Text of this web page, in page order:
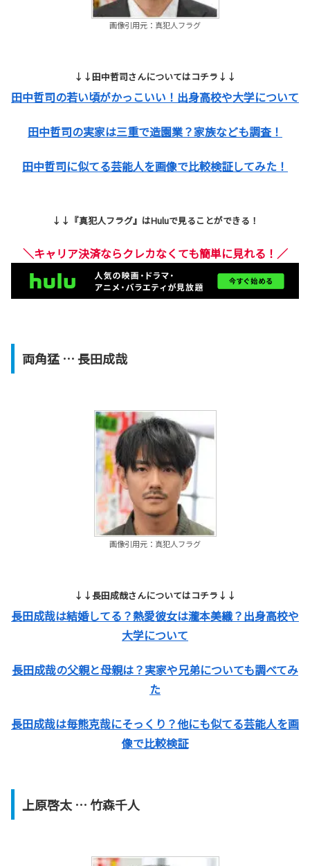
画像引用元：真犯人フラグ
↓↓田中哲司さんについてはコチラ↓↓
田中哲司の若い頃がかっこいい！出身高校や大学について
田中哲司の実家は三重で造園業？家族なども調査！
田中哲司に似てる芸能人を画像で比較検証してみた！
↓↓『真犯人フラグ』はHuluで見ることができる！
＼キャリア決済ならクレカなくても簡単に見れる！／
両角猛… 長田成哉
画像引用元：真犯人フラグ
↓↓長田成哉さんについてはコチラ↓↓
長田成哉は結婚してる？熱愛彼女は瀧本美織？出身高校や
大学について
長田成哉の父親と母親は？実家や兄弟についても調べてみ
た
長田成哉は毎熊克哉にそっくり？他にも似てる芸能人を画
像で比較検証
上原啓太… 竹森千人